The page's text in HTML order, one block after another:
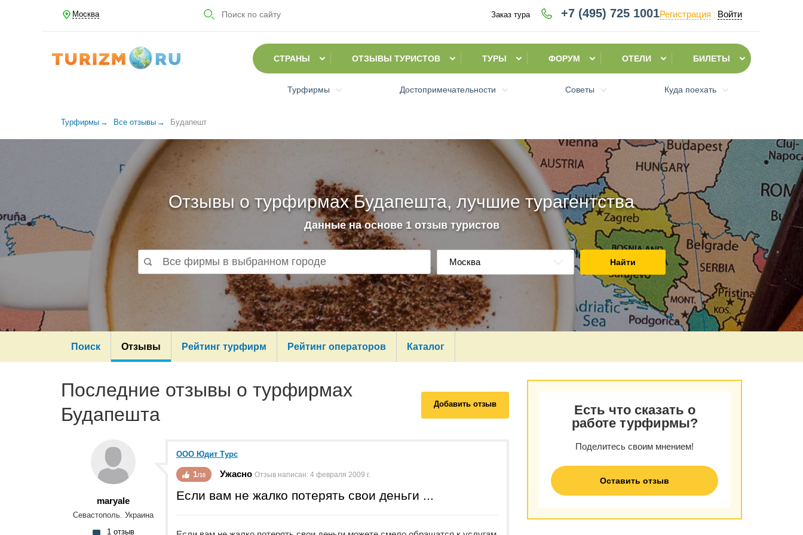
Москва Заказ тура +7 (495) 725 1001Регистрация Войти
СТРАНЫ ОТЗЫВЫ ТУРИСТОВ ТУРЫ ФОРУМ ОТЕЛИ БИЛЕТЫ
Турфирмы Достопримечательности Советы Куда поехать
Турфирмы Все отзывы Будапешт
Отзывы о турфирмах Будапешта, лучшие турагентства
Данные на основе 1 отзыв туристов
Москва Найти
Поиск Отзывы Рейтинг турфирм Рейтинг операторов Каталог
Последние отзывы о турфирмах
Будапешта
Добавить отзыв
maryale
Севастополь. Украина
1 отзыв
ООО Юдит Турс
1/10 Ужасно Отзыв написан: 4 февраля 2009 г.
Если вам не жалко потерять свои деньги ...
Есть что сказать о
работе турфирмы?
Поделитесь своим мнением!
Оставить отзыв